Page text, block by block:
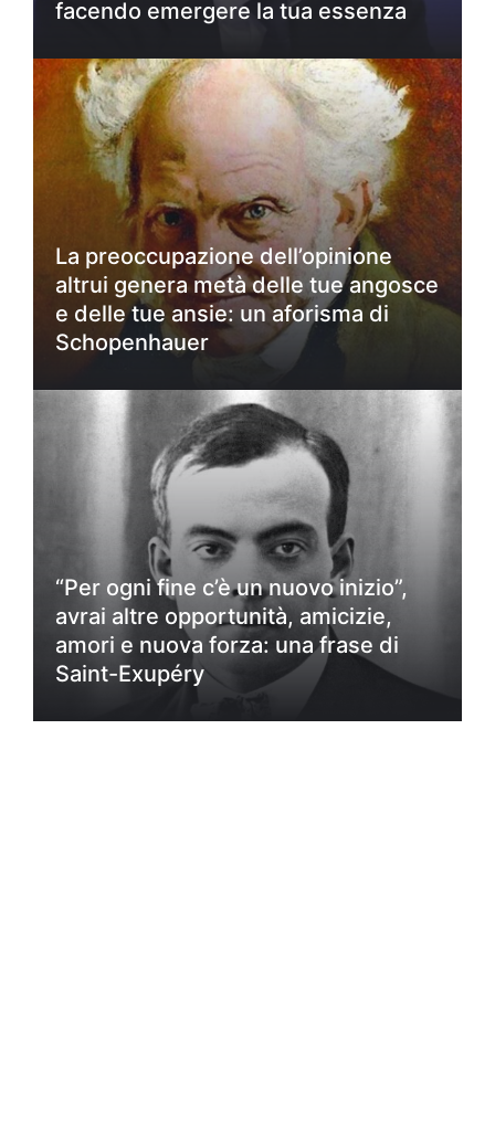
facendo emergere la tua essenza
La preoccupazione dell’opinione
altrui genera metà delle tue angosce
e delle tue ansie: un aforisma di
Schopenhauer
“Per ogni fine c’è un nuovo inizio”,
avrai altre opportunità, amicizie,
amori e nuova forza: una frase di
Saint-Exupéry